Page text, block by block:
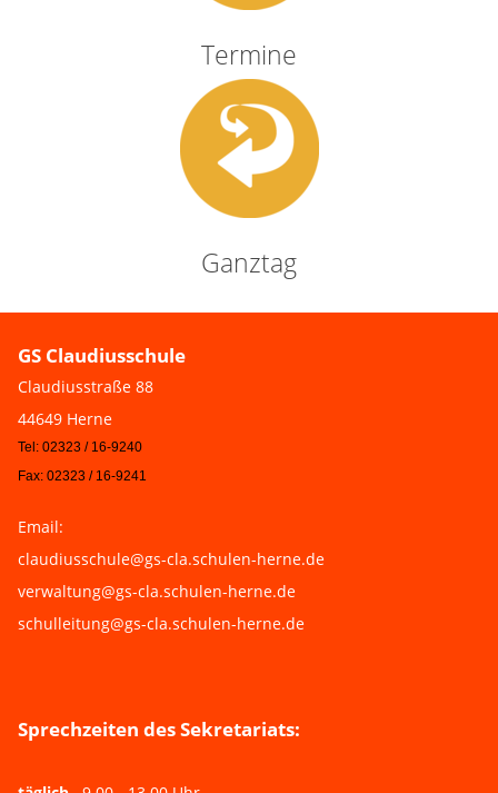
Termine
Ganztag
GS Claudiusschule
Claudiusstraße 88
44649 Herne
Tel: 02323 / 16-9240
Fax: 02323 / 16-9241
Email:
claudiusschule@gs-cla.schulen-herne.de
verwaltung@gs-cla.schulen-herne.de
schulleitung@gs-cla.schulen-herne.de
Sprechzeiten des Sekretariats: